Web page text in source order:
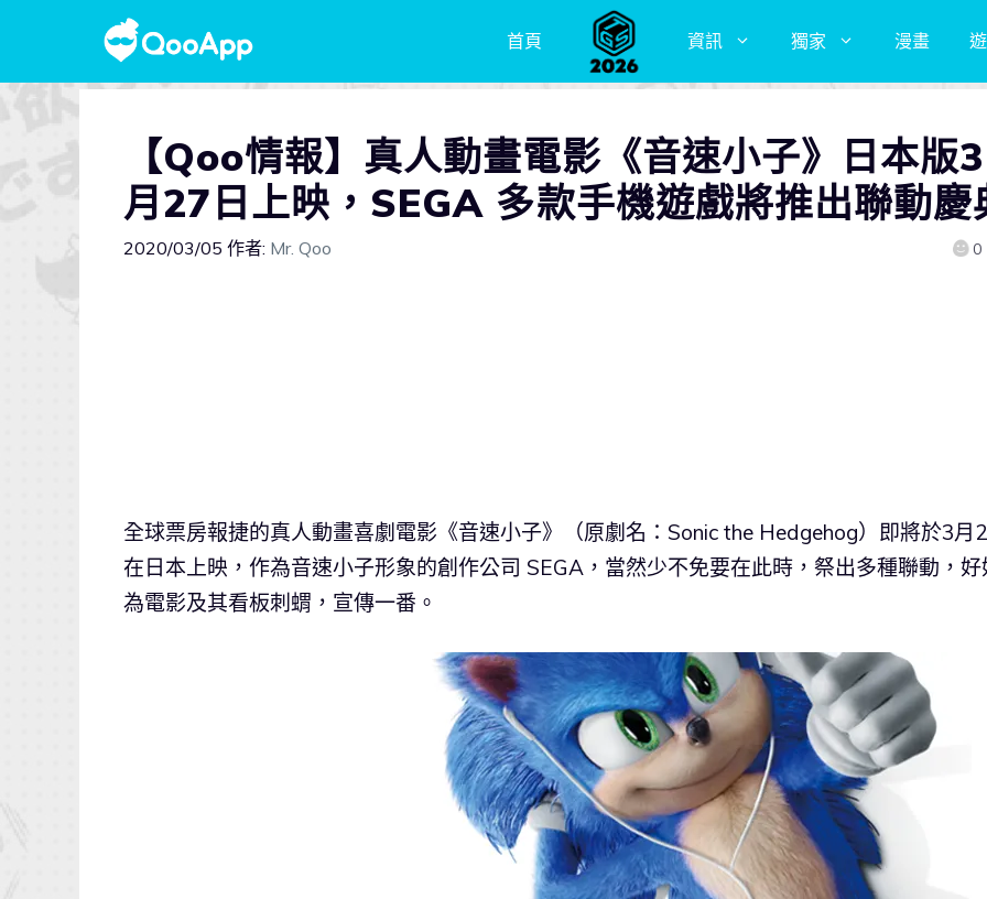
首頁 資訊 獨家 漫畫
【Qoo情報】真人動畫電影《音速小子》日本版3
月27日上映，SEGA 多款手機遊戲將推出聯動慶
2020/03/05 作者: Mr. Qoo 0
全球票房報捷的真人動畫喜劇電影《音速小子》（原劇名：Sonic the Hedgehog）即將於3月
在日本上映，作為音速小子形象的創作公司 SEGA，當然少不免要在此時，祭出多種聯動，好
為電影及其看板刺蝟，宣傳一番。